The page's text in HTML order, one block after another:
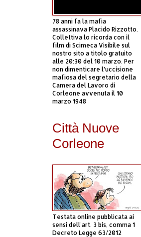
78 anni fa la mafia
assassinava Placido Rizzotto.
Collettiva lo ricorda con il
film di Scimeca Visibile sul
nostro sito a titolo gratuito
alle 20:30 del 10 marzo. Per
non dimenticare l’uccisione
mafiosa del segretario della
Camera del Lavoro di
Corleone avvenuta il 10
marzo 1948
Città Nuove
Corleone
Testata online pubblicata ai
sensi dell'art. 3 bis, comma 1
Decreto Legge 63/2012